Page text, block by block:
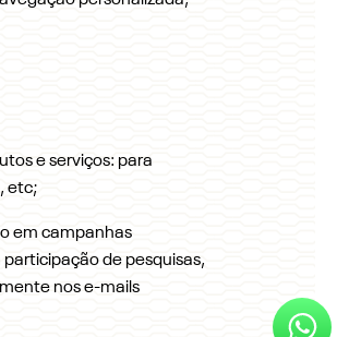
e serviços: para
etc;
em campanhas
de pesquisas,
nos e-mails